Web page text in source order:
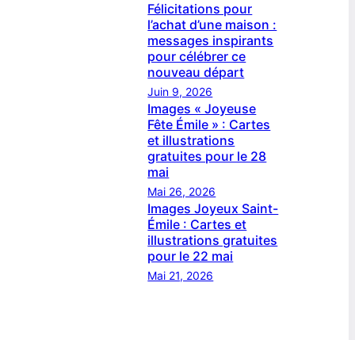
Félicitations pour
l’achat d’une maison :
messages inspirants
pour célébrer ce
nouveau départ
Juin 9, 2026
Images « Joyeuse
Fête Émile » : Cartes
et illustrations
gratuites pour le 28
mai
Mai 26, 2026
Images Joyeux Saint-
Émile : Cartes et
illustrations gratuites
pour le 22 mai
Mai 21, 2026